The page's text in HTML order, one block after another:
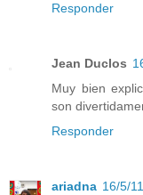
Responder
Jean Duclos
Muy bien
son
Responder
ariadna 16/5/